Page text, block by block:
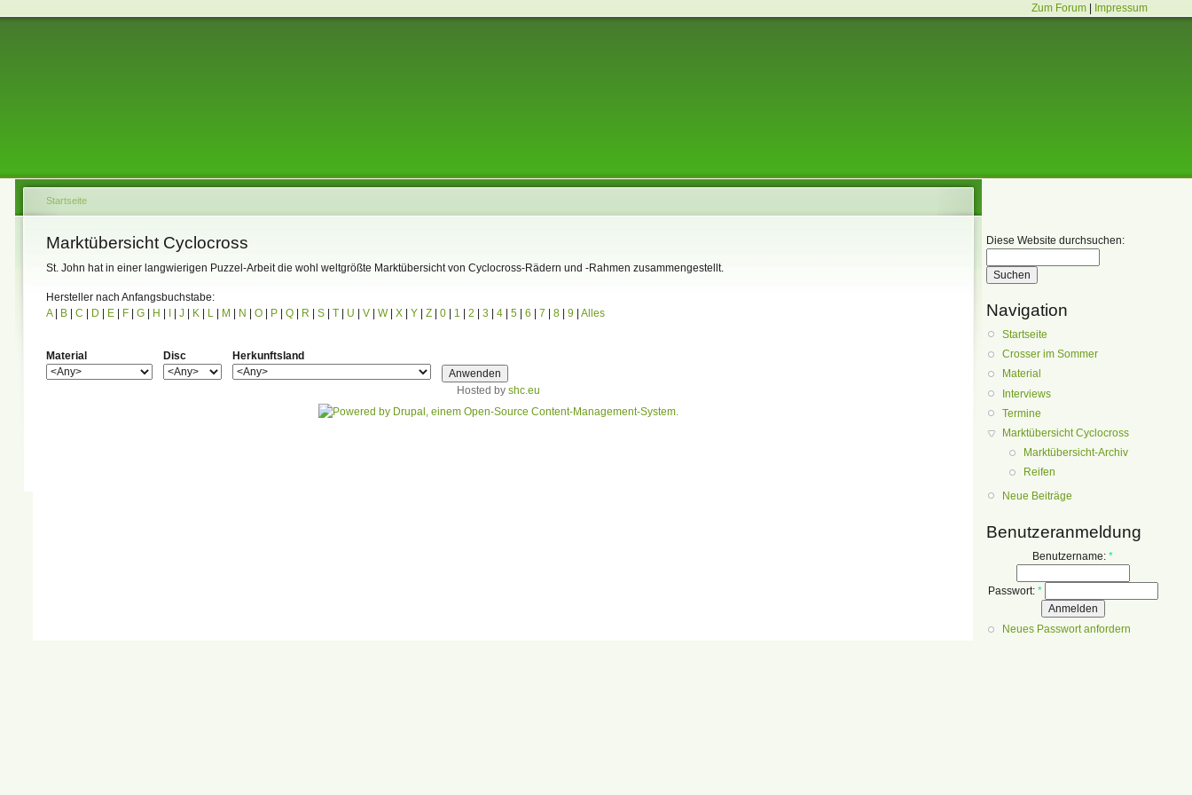
Zum Forum Impressum
Startseite
Marktübersicht Cyclocross
St. John hat in einer langwierigen Puzzel-Arbeit die wohl weltgrößte Marktübersicht von Cyclocross-Rädern und -Rahmen zusammengestellt.
Hersteller nach Anfangsbuchstabe:
A | B | C | D | E | F | G | H | I | J | K | L | M | N | O | P | Q | R | S | T | U | V | W | X | Y | Z | 0 | 1 | 2 | 3 | 4 | 5 | 6 | 7 | 8 | 9 | Alles
Material Disc Herkunftsland
Hosted by shc.eu
Diese Website durchsuchen:
Navigation
Startseite
Crosser im Sommer
Material
Interviews
Termine
Marktübersicht Cyclocross
Marktübersicht-Archiv
Reifen
Neue Beiträge
Benutzeranmeldung
Benutzername: *
Passwort: *
Neues Passwort anfordern